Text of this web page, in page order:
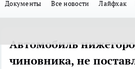
Документы Все новости Лайфхак
Автомобиль
чиновника, не